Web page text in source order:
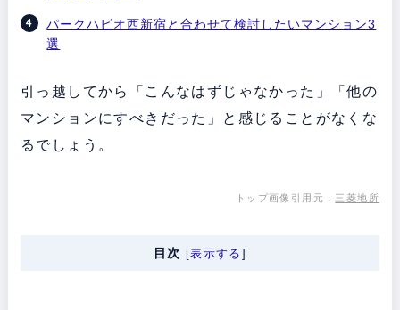
パークハビオ西新宿と合わせて検討したいマンション3
選
引っ越してから「こんなはずじゃなかった」「他の
マンションにすべきだった」と感じることがなくな
るでしょう。
トップ画像引用元： 三菱地所
目次 [表示する